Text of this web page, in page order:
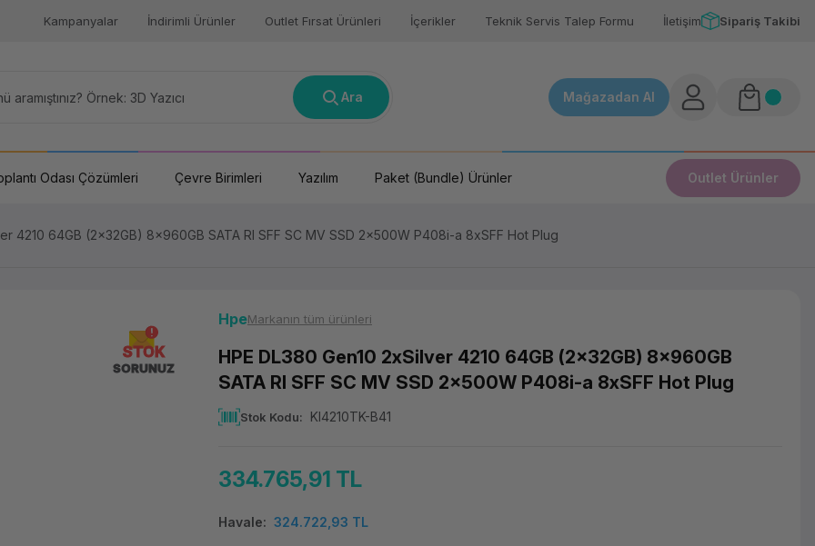
Kampanyalar İndirimli Ürünler Outlet Fırsat Ürünleri İçerikler Teknik Servis Talep Formu İletişim Sipariş Takibi
Ara Mağazadan Al
Odası Çözümleri Çevre Birimleri Yazılım Paket (Bundle) Ürünler Outlet Ürünler
4210 64GB (2x32GB) 8x960GB SATA RI SFF SC MV SSD 2x500W P408i-a 8xSFF Hot Plug
STOK
SORUNUZ
HpeMarkanın tüm ürünleri
HPE DL380 Gen10 2xSilver 4210 64GB (2x32GB) 8x960GB
SATA RI SFF SC MV SSD 2x500W P408i-a 8xSFF Hot Plug
Stok Kodu KI4210TK-B41
334.765,91 TL
Havale 324.722,93 TL